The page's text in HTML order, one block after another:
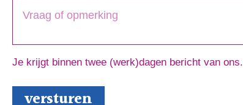
Je krijgt binnen twee (werk)dagen bericht van ons.